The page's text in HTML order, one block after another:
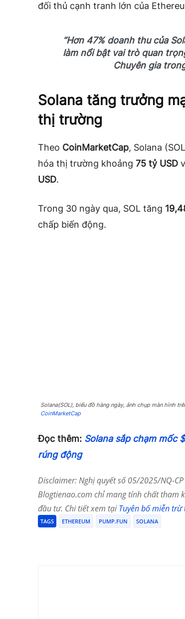
đối thủ cạnh tranh lớn của
“Hơn 47% doanh thu của
làm nổi bật vai trò quan
Chuyên gia
Solana tăng trưởng
thị trường
Theo CoinMarketCap, Solana
hóa thị trường khoảng 75 tỷ USD
USD.
Trong 30 ngày qua, SOL tăng
chấp biến động.
Solana(SOL), biểu đồ hàng ngày, ảnh chụp màn hình
CoinMarketCap
Đọc thêm: Solana sắp chạm mốc
rúng động
Disclaimer: Nghị quyết số 05/2025/NQ-
Blogtienao.com chỉ mang tính chất tham
đầu tư. Chi tiết xem tạiTuyên bố miễn
TAGS ETHEREUM PUMP.FUN SOLANA